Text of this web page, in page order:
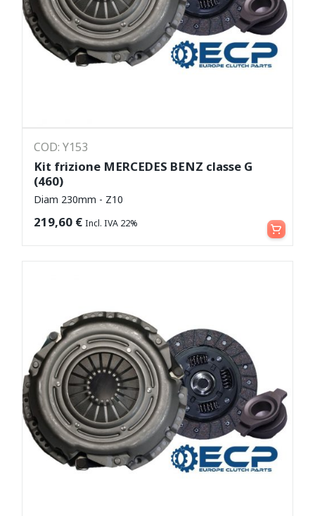
COD: Y153
Kit frizione MERCEDES BENZ classe G
(460)
Diam 230mm - Z10
219,60 € Incl. IVA 22% Aggiungi al carrello